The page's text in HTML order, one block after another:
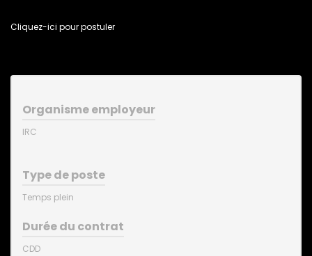
Cliquez-ici pour postuler
Organisme employeur
IRC
Type de poste
Temps plein
Durée du contrat
CDD